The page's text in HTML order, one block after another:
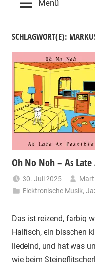
der
nmz
Menü
SCHLAGWORT(E):
Oh No Noh – As Late
30. Juli 2025
Elektronische Musik,
Das ist reizend, farbig
Haifisch, ein bisschen
liedelnd, und hat was
wie beim